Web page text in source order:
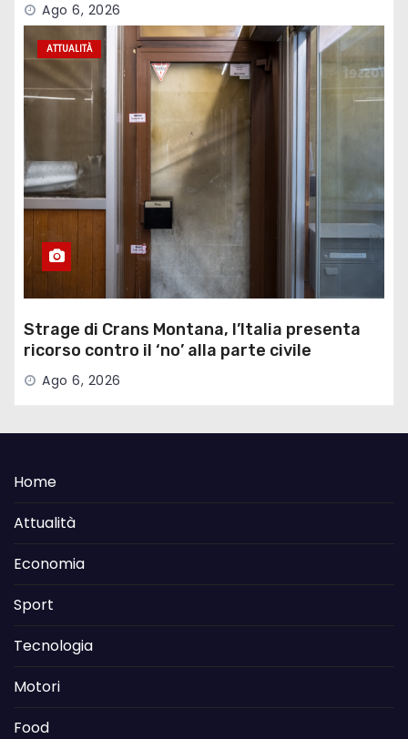
Ago 6, 2026
ATTUALITÀ
Strage di Crans Montana, l’Italia presenta
ricorso contro il ‘no’ alla parte civile
Ago 6, 2026
Home
Attualità
Economia
Sport
Tecnologia
Motori
Food